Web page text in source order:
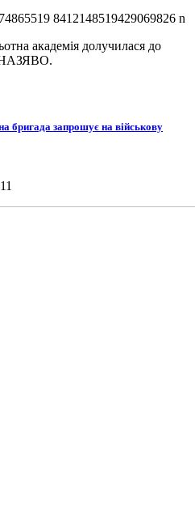
академія долучилася до
НАЗЯВО.
бригада запрошує на військову